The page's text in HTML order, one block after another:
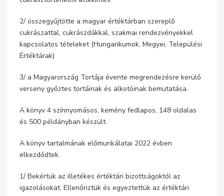
2/ összegyűjtötte a magyar értéktárban szereplő
cukrászattal, cukrászdákkal, szakmai rendezvényekkel
kapcsolatos tételeket (Hungarikumok, Megyei, Települési
Értéktárak)
3/ a Magyarország Tortája évente megrendezésre kerülő
verseny győztes tortáinak és alkotóinak bemutatása.
A könyv 4 színnyomásos, kemény fedlapos, 148 oldalas
és 500 példányban készült.
A könyv tartalmának előmunkálatai 2022 évben
elkezdődtek.
1/ Bekértük az illetékes értéktári bizottságoktól az
igazolásokat. Ellenőriztük és egyeztettük az értéktári